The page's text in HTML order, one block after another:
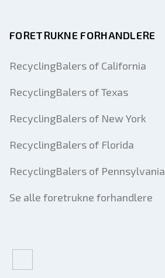
FORETRUKNE FORHANDLERE
RecyclingBalers of California
RecyclingBalers of Texas
RecyclingBalers of New York
RecyclingBalers of Florida
RecyclingBalers of Pennsylvania
Se alle foretrukne forhandlere